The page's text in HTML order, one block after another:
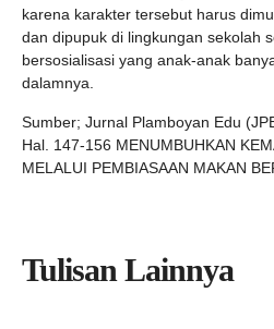
karena karakter tersebut harus
dan dipupuk di lingkungan sekolah
bersosialisasi yang anak-anak
dalamnya.
Sumber; Jurnal Plamboyan Edu
Hal. 147-156 MENUMBUHKAN
MELALUI PEMBIASAAN MAKAN
Tulisan Lainnya